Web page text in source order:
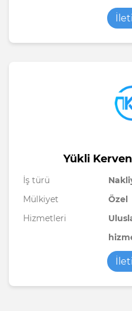
Yükli
İş türü
Mülkiyet
Özel
Hizmetleri